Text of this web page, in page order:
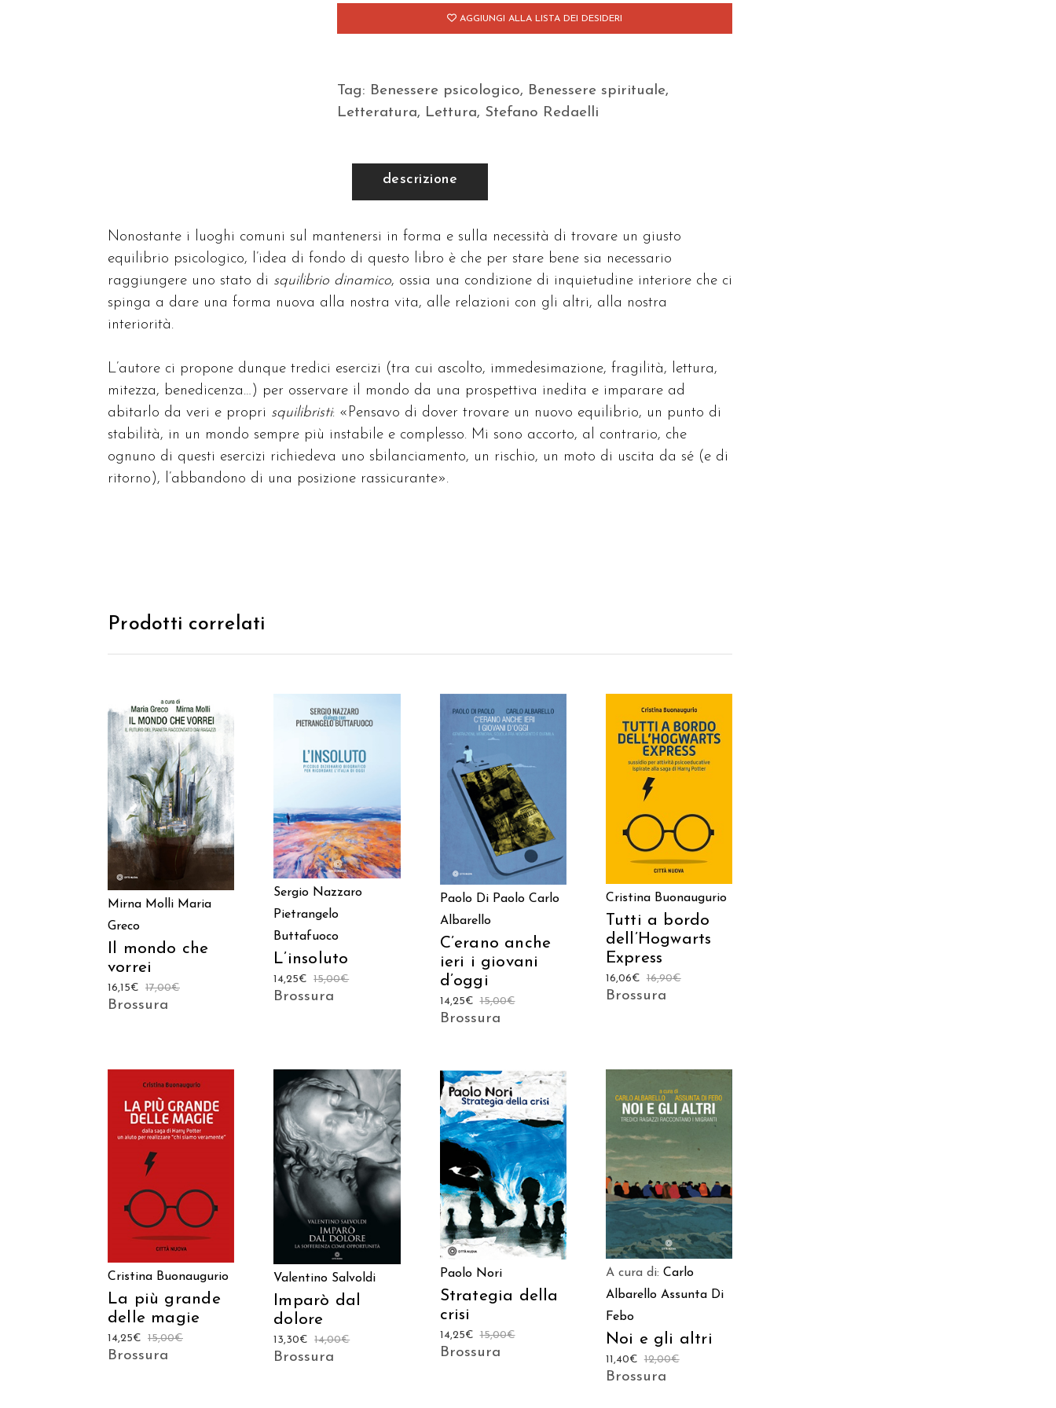
AGGIUNGI ALLA LISTA DEI DESIDERI
Tag: Benessere psicologico, Benessere spirituale,
Letteratura, Lettura, Stefano Redaelli
descrizione
Nonostante i luoghi comuni sul mantenersi in forma e sulla necessità di trovare un giusto
equilibrio psicologico, l’idea di fondo di questo libro è che per stare bene sia necessario
raggiungere uno stato di squilibrio dinamico, ossia una condizione di inquietudine interiore che ci
spinga a dare una forma nuova alla nostra vita, alle relazioni con gli altri, alla nostra
interiorità.
L’autore ci propone dunque tredici esercizi (tra cui ascolto, immedesimazione, fragilità, lettura,
mitezza, benedicenza…) per osservare il mondo da una prospettiva inedita e imparare ad
abitarlo da veri e propri squilibristi: «Pensavo di dover trovare un nuovo equilibrio, un punto di
stabilità, in un mondo sempre più instabile e complesso. Mi sono accorto, al contrario, che
ognuno di questi esercizi richiedeva uno sbilanciamento, un rischio, un moto di uscita da sé (e di
ritorno), l’abbandono di una posizione rassicurante».
Prodotti correlati
AGGIUNGI AL
CARRELLO
Mirna Molli Maria
Greco
Il mondo che
vorrei
17,00€
16,15€
Brossura
AGGIUNGI AL
Sergio Nazzaro
Pietrangelo
Buttafuoco
L’insoluto
15,00€
14,25€
Brossura
AGGIUNGI AL
CARRELLO
Paolo Di Paolo Carlo
Albarello
C’erano anche
ieri i giovani
d’oggi
15,00€
14,25€
Brossura
AGGIUNGI AL
CARRELLO
Cristina Buonaugurio
Tutti a bordo
dell’Hogwarts
Express
16,90€
16,06€
Brossura
AGGIUNGI AL
CARRELLO
Cristina Buonaugurio
La più grande
delle magie
15,00€
14,25€
Brossura
AGGIUNGI AL
CARRELLO
Valentino Salvoldi
Imparò dal
dolore
14,00€
13,30€
Brossura
AGGIUNGI AL
CARRELLO
Paolo Nori
Strategia della
crisi
15,00€
14,25€
Brossura
AGGIUNGI AL
A cura di: Carlo
Albarello Assunta Di
Febo
Noi e gli altri
12,00€
11,40€
Brossura